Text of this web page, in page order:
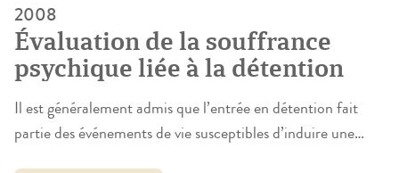
2008
Évaluation de la souffrance
psychique liée à la détention
Il est généralement admis que l’entrée en détention fait
partie des événements de vie susceptibles d’induire une